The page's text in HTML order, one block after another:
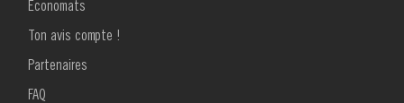
Guides
30
Économats
Ton avis compte !
MENU
FOOTER
Partenaires
FAQ